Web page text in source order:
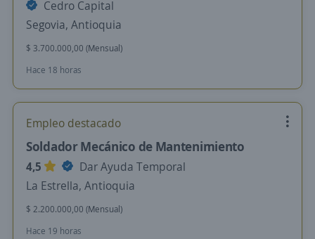
Cedro Capital
Segovia, Antioquia
$ 3.700.000,00 (Mensual)
Hace 18 horas
Empleo destacado
Soldador Mecánico de Mantenimiento
4,5
Dar Ayuda Temporal
La Estrella, Antioquia
$ 2.200.000,00 (Mensual)
Hace 19 horas